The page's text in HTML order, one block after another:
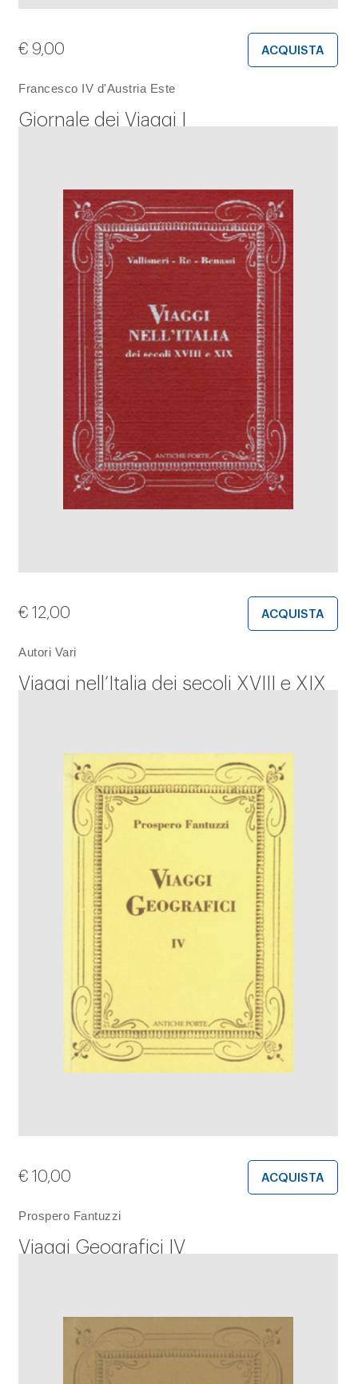
Francesco IV d'Austria Este
Giornale dei Viaggi I
€ 9,00 ACQUISTA
Autori Vari
Viaggi nell’Italia dei secoli XVIII e XIX
€ 12,00 ACQUISTA
Prospero Fantuzzi
Viaggi Geografici IV
€ 10,00 ACQUISTA